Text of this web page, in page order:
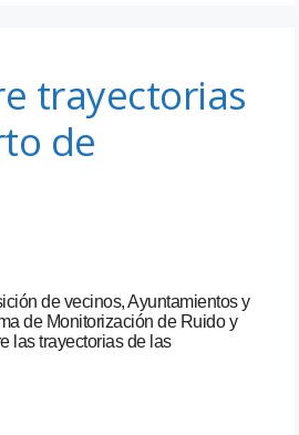
trayectorias
de
de vecinos, Ayuntamientos y
de Monitorización de Ruido y
las trayectorias de las